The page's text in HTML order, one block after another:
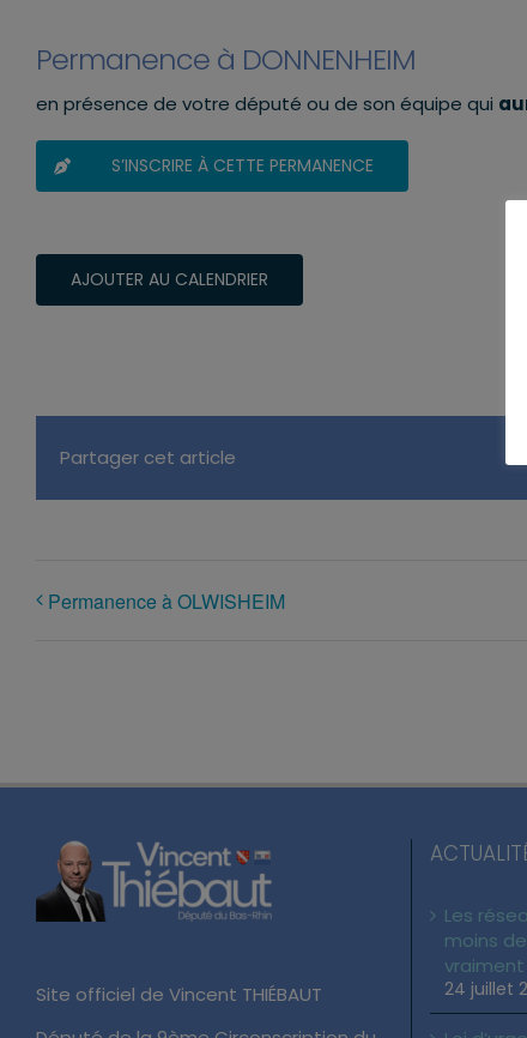
Permanence à DONNENHEIM
en présence de votre député ou de son équipe qui
S’INSCRIRE À CETTE PERMANENCE
AJOUTER AU CALENDRIER
Partager cet article
Permanence à OLWISHEIM
Site officiel de Vincent THIÉBAUT
Les
moins
vraiment
24 juillet